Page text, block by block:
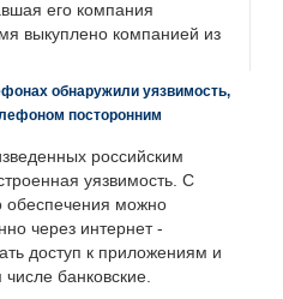
его компания
выкуплено компанией из
обнаружили уязвимость,
посторонним
российским
уязвимость. С
обеспечения можно
через интернет -
доступ к приложениям и
банковские.